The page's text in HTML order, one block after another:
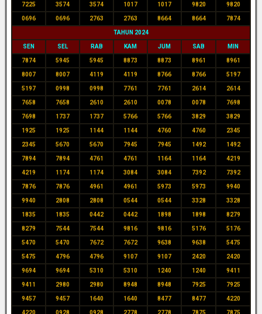
7225 3574 3574 1017 1017 9820 9820
0696 0696 2763 2763 8664 8664 7874
TAHUN 2024
SEN SEL RAB KAM JUM SAB MIN
7874 5945 5945 8873 8873 8961 8961
8007 8007 4119 4119 8766 8766 5197
5197 0998 0998 7761 7761 2614 2614
7658 7658 2610 2610 0078 0078 7698
7698 1737 1737 5766 5766 3829 3829
1925 1925 1144 1144 4760 4760 2345
2345 5670 5670 7945 7945 1492 1492
7894 7894 4761 4761 1164 1164 4219
4219 1174 1174 3084 3084 7392 7392
7876 7876 4961 4961 5973 5973 9940
9940 2808 2808 0544 0544 3328 3328
1835 1835 0442 0442 1898 1898 8279
8279 7544 7544 9816 9816 5176 5176
5470 5470 7672 7672 9638 9638 5475
5475 4796 4796 9107 9107 2420 2420
9694 9694 5310 5310 1240 1240 9411
9411 2980 2980 8948 8948 7925 7925
9457 9457 1640 1640 8477 8477 4220
4220 0928 0928 2778 2778 7875 7875